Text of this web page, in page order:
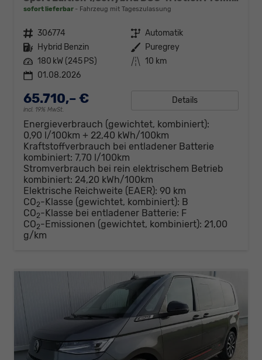
sofort lieferbar Fahrzeug mit Tageszulassung
Fahrzeugnr. 306774 Getriebe Automatik
Kraftstoff Hybrid Benzin Außenfarbe Puregrey
Leistung 180 kW (245 PS) Kilometerstand 10 km
01.08.2026
65.710,– €
incl. 19% MwSt.
Details
Energieverbrauch (gewichtet, kombiniert):
0,90 l/100km + 22,40 kWh/100km
Kraftstoffverbrauch bei entladener Batterie
kombiniert: 7,70 l/100km
Stromverbrauch bei rein elektrischem Betrieb
kombiniert: 24,20 kWh/100km
Elektrische Reichweite (EAER): 90 km
CO2-Klasse (gewichtet, kombiniert): B
CO2-Klasse bei entladener Batterie: F
CO2-Emissionen (gewichtet, kombiniert): 21,00
g/km